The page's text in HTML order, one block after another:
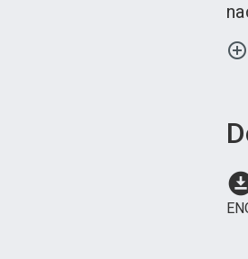
add_circle_outline